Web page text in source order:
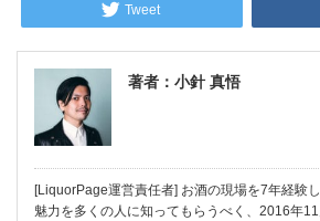
Tweet
著者：小針 真悟
[LiquorPage運営責任者] お酒の現場を7年経験
魅力を多くの人に知ってもらうべく、2016年